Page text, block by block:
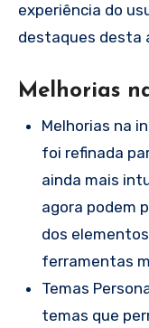
experiência do
destaques desta
Melhorias
Melhorias na
foi refinada
ainda mais
agora podem
dos
ferramentas
Temas
temas que